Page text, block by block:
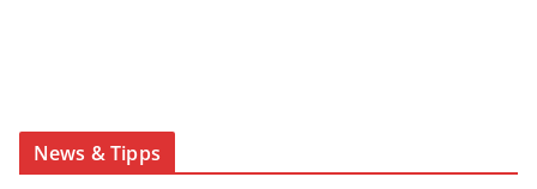
News & Tipps